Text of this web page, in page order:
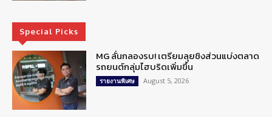
Special Picks
MG ลั่นกลองรบ! เตรียมลุยชิงส่วนแบ่งตลาด
รถยนต์กลุ่มไฮบริดเพิ่มขึ้น
รายงานพิเศษ August 5, 2026